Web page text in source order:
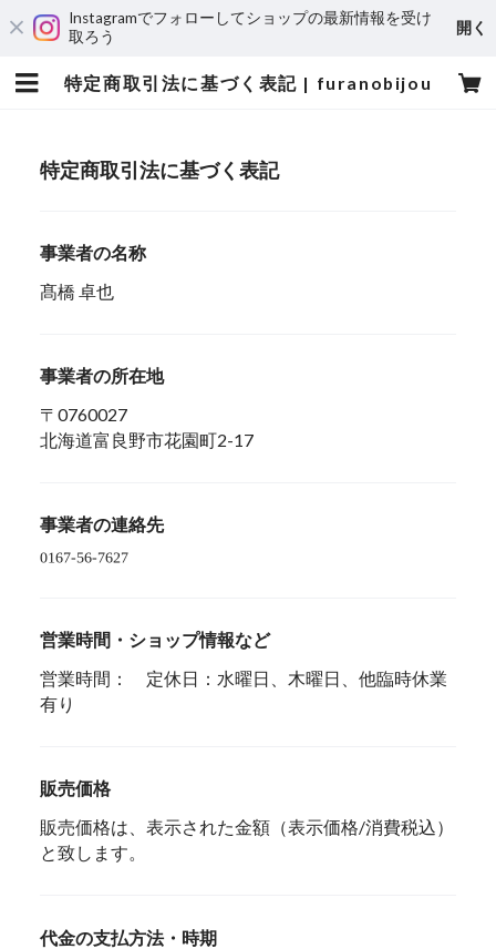
Instagramでフォローしてショップの最新情報を受け
取ろう
開く
特定商取引法に基づく表記 | furanobijou
特定商取引法に基づく表記
事業者の名称
髙橋 卓也
事業者の所在地
〒0760027
北海道富良野市花園町2-17
事業者の連絡先
営業時間・ショップ情報など
営業時間： 定休日：水曜日、木曜日、他臨時休業
有り
販売価格
販売価格は、表示された金額（表示価格/消費税込）
と致します。
代金の支払方法・時期